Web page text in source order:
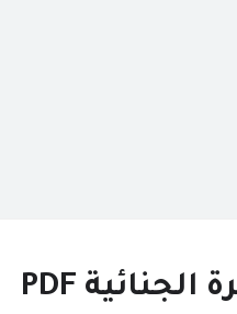
تحميل : المسطرة الجنائية PDF